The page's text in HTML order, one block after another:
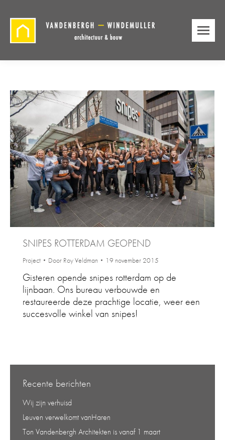
SNIPES ROTTERDAM GEOPEND
Project Door Roy Veldman 19 november 2015
Gisteren opende snipes rotterdam op de
lijnbaan. Ons bureau verbouwde en
restaureerde deze prachtige locatie, weer een
succesvolle winkel van snipes!
Recente berichten
Wij zijn verhuisd
Leuven verwelkomt vanHaren
Ton Vandenbergh Architekten is vanaf 1 maart